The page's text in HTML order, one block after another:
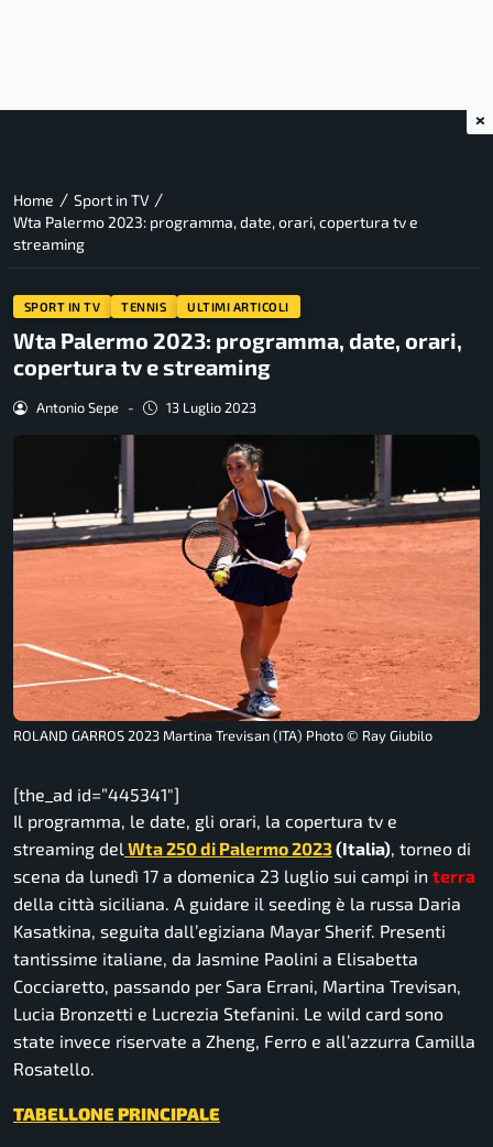
Home / Sport in TV /
Wta Palermo 2023: programma, date, orari, copertura tv e
streaming
SPORT IN TV TENNIS ULTIMI ARTICOLI
Wta Palermo 2023: programma, date, orari,
copertura tv e streaming
Antonio Sepe - 13 Luglio 2023
ROLAND GARROS 2023 Martina Trevisan (ITA) Photo © Ray Giubilo
[the_ad id=”445341″]
Il programma, le date, gli orari, la copertura tv e
streaming del Wta 250 di Palermo 2023(Italia), torneo di
scena da lunedì 17 a domenica 23 luglio sui campi in terra
della città siciliana. A guidare il seeding è la russa Daria
Kasatkina, seguita dall’egiziana Mayar Sherif. Presenti
tantissime italiane, da Jasmine Paolini a Elisabetta
Cocciaretto, passando per Sara Errani, Martina Trevisan,
Lucia Bronzetti e Lucrezia Stefanini. Le wild card sono
state invece riservate a Zheng, Ferro e all’azzurra Camilla
Rosatello.
TABELLONE PRINCIPALE
×